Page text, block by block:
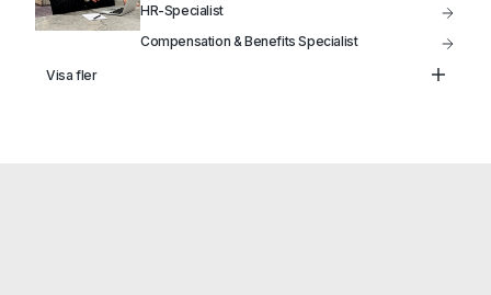
HR-Specialist
Compensation & Benefits Specialist
Visa fler